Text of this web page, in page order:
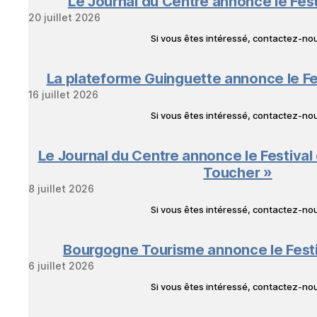
20 juillet 2026
Si vous êtes intéressé, contactez-
La plateforme Guinguette annonce le
16 juillet 2026
Si vous êtes intéressé, contactez-
Le Journal du Centre annonce le
Toucher »
8 juillet 2026
Si vous êtes intéressé, contactez-
Bourgogne Tourisme annonce le
6 juillet 2026
Si vous êtes intéressé, contactez-